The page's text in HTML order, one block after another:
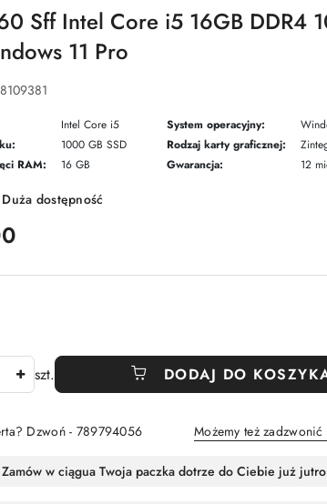
Sff Intel Core i5 16GB DDR4
11 Pro
Intel Core i5 System operacyjny:
1000 GB SSD Rodzaj karty graficznej:
RAM:
16 GB Gwarancja: 12
Duża dostępność
szt. DODAJ DO
Dzwoń - 789794056 Możemy też
Zamów w ciągua Twoja paczka dotrze do Ciebie już